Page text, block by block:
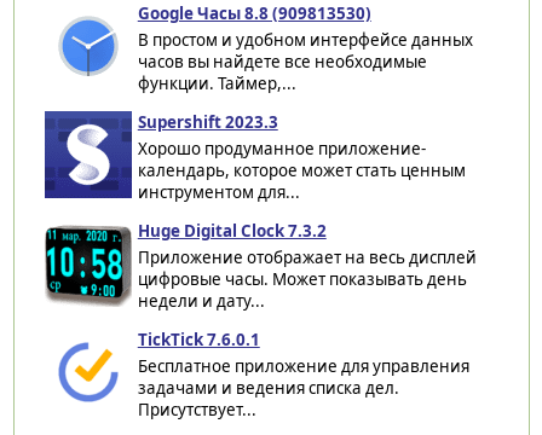
Google Часы 8.8 (909813530)
В простом и удобном интерфейсе данных
часов вы найдете все необходимые
функции. Таймер,...
Supershift 2023.3
Хорошо продуманное приложение-
календарь, которое может стать ценным
инструментом для...
Huge Digital Clock 7.3.2
Приложение отображает на весь дисплей
цифровые часы. Может показывать день
недели и дату...
TickTick 7.6.0.1
Бесплатное приложение для управления
задачами и ведения списка дел.
Присутствует...